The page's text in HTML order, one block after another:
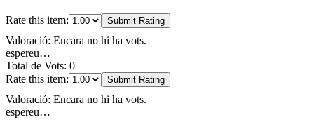
Rate this item: Submit Rating
Valoració: Encara no hi ha vots.
espereu…
Total de Vots: 0
Rate this item:
Submit Rating
Valoració: Encara no hi ha vots.
espereu…